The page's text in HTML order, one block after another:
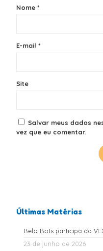
Nome *
E-mail *
Site
Salvar meus dados
vez que eu comentar.
Últimas Matérias
Belo Bots participa da
23 de junho de 2026